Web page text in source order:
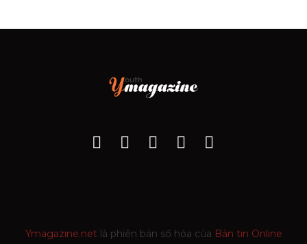
Ymagazine.netlà phiên bản số hóa của Bản tin Online